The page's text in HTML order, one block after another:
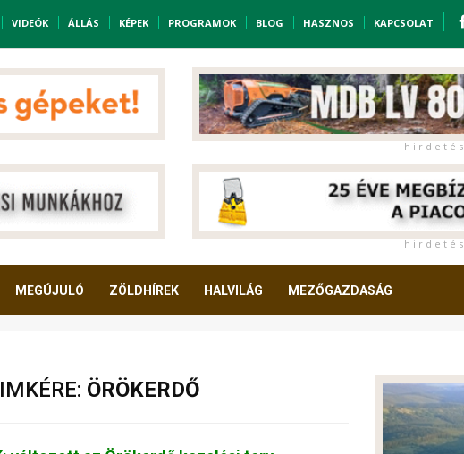
VIDEÓK ÁLLÁS KÉPEK PROGRAMOK BLOG HASZNOS KAPCSOLAT
h i r d e t é s
h i r d e t é s
MEGÚJULÓ ZÖLDHÍREK HALVILÁG MEZŐGAZDASÁG
ÖRÖKERDŐ